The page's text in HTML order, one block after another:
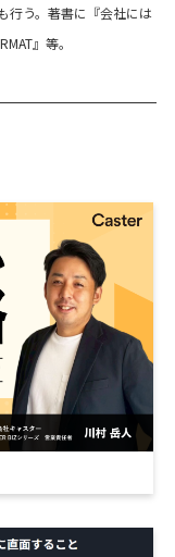
行う。著書に『会社には
』等。